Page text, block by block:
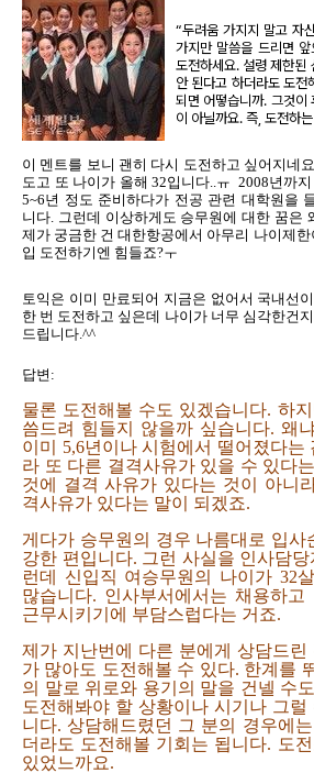
“두려움 가지지 말고 자
가지만 말씀을 드리면
도전하세요. 설령 제한된
안 된다고 하더라도 도전
되면 어떻습니까. 그것이
이 아닐까요. 즉, 도전하
이 멘트를 보니 괜히 다시 도전하고 싶어지네
도고 또 나이가 올해 32입니다..ㅠ 2008년까
5~6년 정도 준비하다가 전공 관련 대학원을
니다. 그런데 이상하게도 승무원에 대한 꿈은
제가 궁금한 건 대한항공에서 아무리 나이제
입 도전하기엔 힘들죠?ㅜ
토익은 이미 만료되어 지금은 없어서 국내선
한 번 도전하고 싶은데 나이가 너무 심각한건
드립니다.^^
답변:
물론 도전해볼 수도 있겠습니다. 하
씀드려 힘들지 않을까 싶습니다. 왜
이미 5,6년이나 시험에서 떨어졌다는
라 또 다른 결격사유가 있을 수 있다
것에 결격 사유가 있다는 것이 아니
격사유가 있다는 말이 되겠죠.
게다가 승무원의 경우 나름대로 입사
강한 편입니다. 그런 사실을 인사담
런데 신입직 여승무원의 나이가 32
많습니다. 인사부서에서는 채용하고
근무시키기에 부담스럽다는 거죠.
제가 지난번에 다른 분에게 상담드린
가 많아도 도전해볼 수 있다. 한계를
의 말로 위로와 용기의 말을 건넬 수
도전해봐야 할 상황이나 시기나 그
니다. 상담해드렸던 그 분의 경우에
더라도 도전해볼 기회는 됩니다. 도
있었느까요.